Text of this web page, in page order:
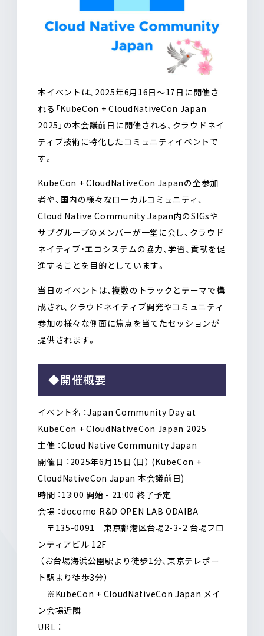
本イベントは、2025年6月16日〜17日に開催さ
れる「KubeCon + CloudNativeCon Japan
2025」の本会議前日に開催される、クラウドネイ
ティブ技術に特化したコミュニティイベントで
す。
KubeCon + CloudNativeCon Japanの全参加
者や、国内の様々なローカルコミュニティ、
Cloud Native Community Japan内のSIGsや
サブグループのメンバーが一堂に会し、クラウド
ネイティブ・エコシステムの協力、学習、貢献を促
進することを目的としています。
当日のイベントは、複数のトラックとテーマで構
成され、クラウドネイティブ開発やコミュニティ
参加の様々な側面に焦点を当てたセッションが
提供されます。
◆開催概要
イベント名 ：Japan Community Day at
KubeCon + CloudNativeCon Japan 2025
主催 ：Cloud Native Community Japan
開催日 ：2025年6月15日（日） (KubeCon +
CloudNativeCon Japan 本会議前日)
時間 ：13:00 開始 - 21:00 終了予定
会場 ：docomo R&D OPEN LAB ODAIBA
〒135-0091 東京都港区台場2-3-2 台場フロ
ンティアビル 12F
（お台場海浜公園駅より徒歩1分、東京テレポー
ト駅より徒歩3分）
※KubeCon + CloudNativeCon Japan メイ
ン会場近隣
URL ：